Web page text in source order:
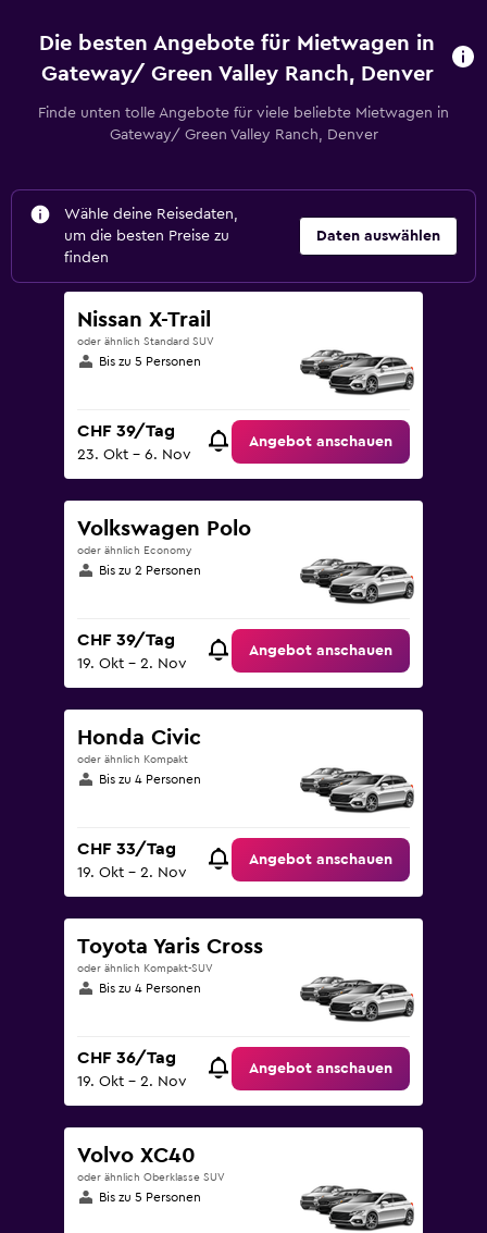
Die besten Angebote für Mietwagen in
Gateway/ Green Valley Ranch, Denver
Finde unten tolle Angebote für viele beliebte Mietwagen in
Gateway/ Green Valley Ranch, Denver
Wähle deine Reisedaten,
um die besten Preise zu
finden
Daten auswählen
Nissan X-Trail
oder ähnlich Standard SUV
Bis zu 5 Personen
CHF 39/Tag
23. Okt – 6. Nov
Angebot anschauen
Volkswagen Polo
oder ähnlich Economy
Bis zu 2 Personen
CHF 39/Tag
19. Okt – 2. Nov
Angebot anschauen
Honda Civic
oder ähnlich Kompakt
Bis zu 4 Personen
CHF 33/Tag
19. Okt – 2. Nov
Angebot anschauen
Toyota Yaris Cross
oder ähnlich Kompakt-SUV
Bis zu 4 Personen
CHF 36/Tag
19. Okt – 2. Nov
Angebot anschauen
Volvo XC40
oder ähnlich Oberklasse SUV
Bis zu 5 Personen